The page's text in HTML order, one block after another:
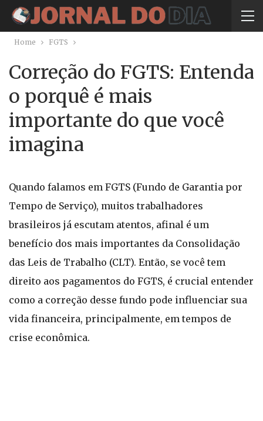
Home FGTS
Correção do FGTS: Entenda
o porquê é mais
importante do que você
imagina
Quando falamos em FGTS (Fundo de Garantia por
Tempo de Serviço), muitos trabalhadores
brasileiros já escutam atentos, afinal é um
benefício dos mais importantes da Consolidação
das Leis de Trabalho (CLT). Então, se você tem
direito aos pagamentos do FGTS, é crucial entender
como a correção desse fundo pode influenciar sua
vida financeira, principalmente, em tempos de
crise econômica.